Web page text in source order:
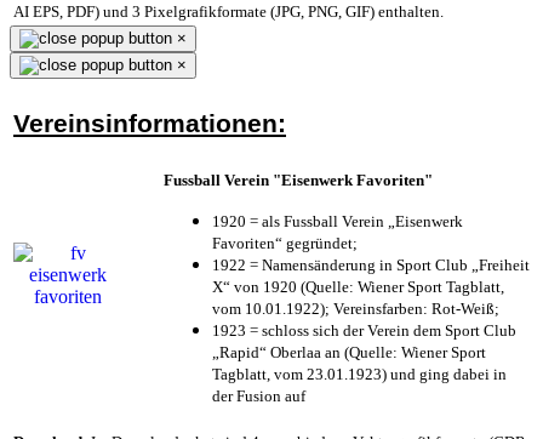
AI EPS, PDF) und 3 Pixelgrafikformate (JPG, PNG, GIF) enthalten.
×
×
Vereinsinformationen:
Fussball Verein "Eisenwerk Favoriten"
1920 = als Fussball Verein „Eisenwerk
Favoriten“ gegründet;
1922 = Namensänderung in Sport Club „Freiheit
X“ von 1920 (Quelle: Wiener Sport Tagblatt,
vom 10.01.1922); Vereinsfarben: Rot-Weiß;
1923 = schloss sich der Verein dem Sport Club
„Rapid“ Oberlaa an (Quelle: Wiener Sport
Tagblatt, vom 23.01.1923) und ging dabei in
der Fusion auf